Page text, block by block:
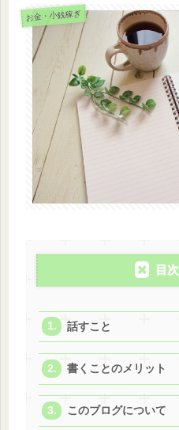
お金・小銭稼ぎ
目次
話すこと
書くことのメリット
このブログについて